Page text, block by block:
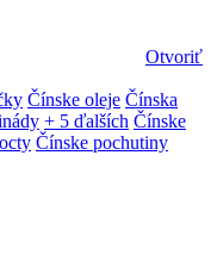
Otvoriť
Čínske oleje Čínska
+ 5 ďalších Čínske
Čínske pochutiny